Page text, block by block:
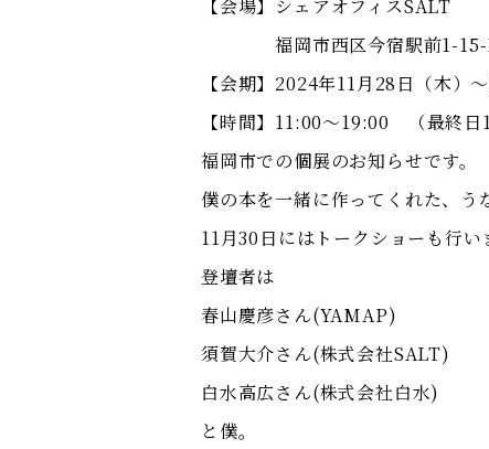
【会場】シェアオフィスSALT
福岡市西区今宿駅前1-15-18
【会期】2024年11月28日（木）
【時間】11:00～19:00 （最終日
福岡市での個展のお知らせです。
僕の本を一緒に作ってくれた、う
11月30日にはトークショーも行い
登壇者は
春山慶彦さん(YAMAP)
須賀大介さん(株式会社SALT)
白水高広さん(株式会社白水)
と僕。